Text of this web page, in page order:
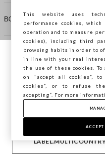
ΒΟΗΘΕΙΑ
ΠΡΑΚΤΟΡΕΙΟ
ΕΠΙΚΟΙΝΩΝΗΣΤΕ ΜΑΖΙ ΜΑΣ
Copyright © Ovs S.p.A.
κεφάλαιο
Περιηγείστε στο
να αποθηκεύσετε την
This website uses
performance cookies,
operation and to measure
cookies), including third
browsing habits in order to
in line with your real
the use of these cookies.
on "accept all cookies”,
cookies”, or to refuse
accepting”. For more